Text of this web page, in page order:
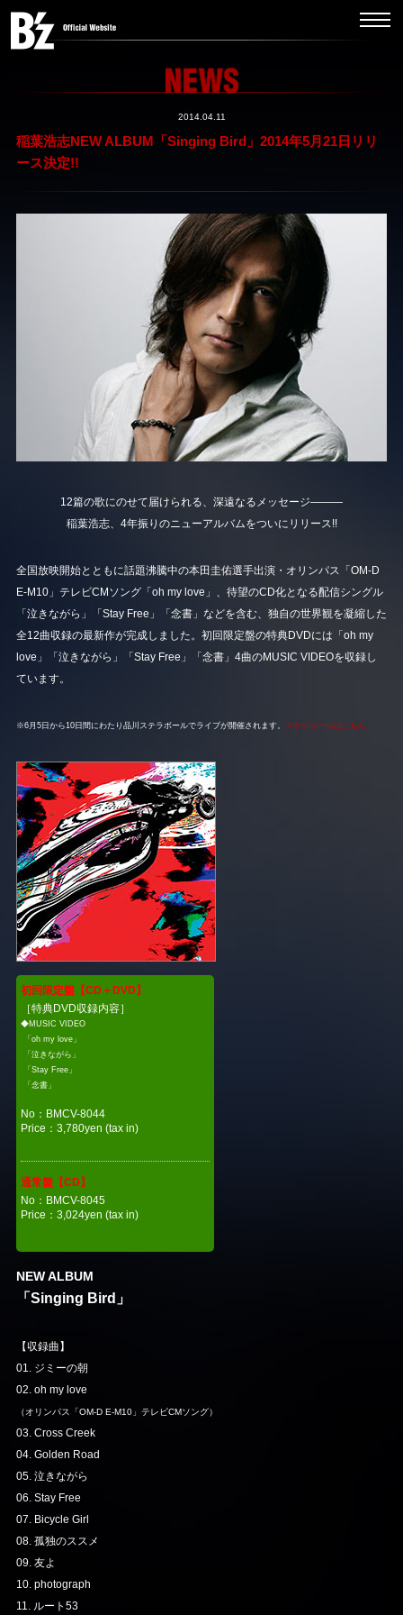
2014.04.11
稲葉浩志NEW ALBUM「Singing Bird」2014年5月21日リリ
ース決定!!
12篇の歌にのせて届けられる、深遠なるメッセージ―――
稲葉浩志、4年振りのニューアルバムをついにリリース!!
全国放映開始とともに話題沸騰中の本田圭佑選手出演・オリンパス「OM-D
E-M10」テレビCMソング「oh my love」、待望のCD化となる配信シングル
「泣きながら」「Stay Free」「念書」などを含む、独自の世界観を凝縮した
全12曲収録の最新作が完成しました。初回限定盤の特典DVDには「oh my
love」「泣きながら」「Stay Free」「念書」4曲のMUSIC VIDEOを収録し
ています。
※6月5日から10日間にわたり品川ステラボールでライブが開催されます。 スケジュールはこちら
初回限定盤【CD＋DVD】
［特典DVD収録内容］
◆MUSIC VIDEO
「oh my love」
「泣きながら」
「Stay Free」
「念書」
No：BMCV-8044
Price：3,780yen (tax in)
通常盤【CD】
No：BMCV-8045
Price：3,024yen (tax in)
NEW ALBUM
「Singing Bird」
【収録曲】
01. ジミーの朝
02. oh my love
（オリンパス「OM-D E-M10」テレビCMソング）
03. Cross Creek
04. Golden Road
05. 泣きながら
06. Stay Free
07. Bicycle Girl
08. 孤独のススメ
09. 友よ
10. photograph
11. ルート53